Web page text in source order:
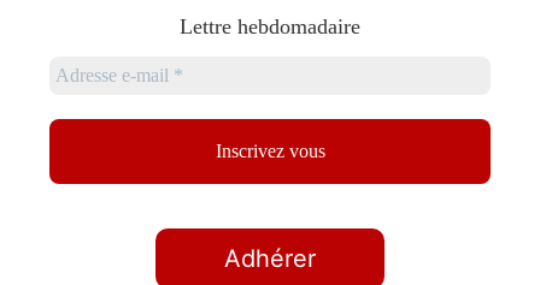
Lettre hebdomadaire
Adhérer